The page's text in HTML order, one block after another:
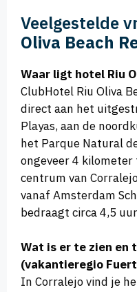
Veelgestelde
Oliva Beach
Waar ligt hotel Riu
ClubHotel Riu Oliva
direct aan het
Playas, aan de
het Parque Natural
ongeveer 4
centrum van
vanaf Amsterdam
bedraagt circa 4,5
Wat is er te zien en
(vakantieregio
In Corralejo vind je